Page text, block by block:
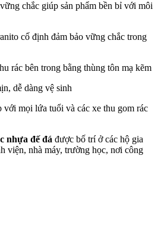
chắc giúp sản phẩm bền bỉ với môi
cố định đảm bảo vững chắc trong
rác bên trong bằng thùng tôn mạ kẽm
dễ dàng vệ sinh
với mọi lứa tuổi và các xe thu gom rác
nhựa đế đá được bố trí ở các hộ gia
viện, nhà máy, trường học, nơi công